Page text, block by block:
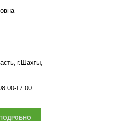
г.Шахты,
17.00